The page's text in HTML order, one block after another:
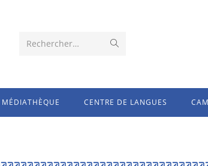
Rechercher…
MÉDIATHÈQUE CENTRE DE LANGUES